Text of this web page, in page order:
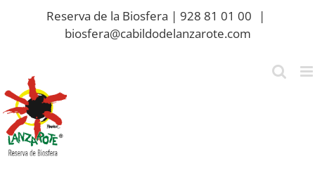
Reserva de la Biosfera | 928 81 01 00
|
biosfera@cabildodelanzarote.com